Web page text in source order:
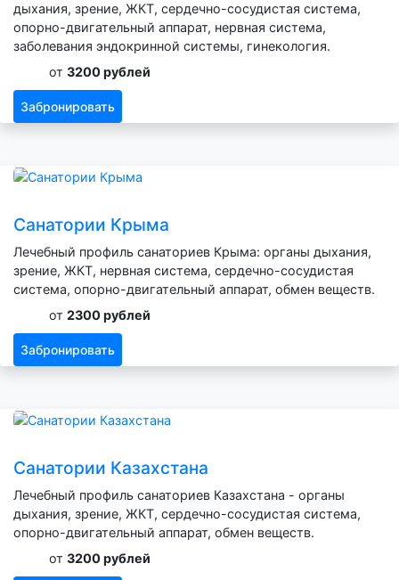
дыхания, зрение, ЖКТ, сердечно-сосудистая система,
опорно-двигательный аппарат, нервная система,
заболевания эндокринной системы, гинекология.
от 3200 рублей
Забронировать
Санатории Крыма
Лечебный профиль санаториев Крыма: органы дыхания,
зрение, ЖКТ, нервная система, сердечно-сосудистая
система, опорно-двигательный аппарат, обмен веществ.
от 2300 рублей
Забронировать
Санатории Казахстана
Лечебный профиль санаториев Казахстана - органы
дыхания, зрение, ЖКТ, сердечно-сосудистая система,
опорно-двигательный аппарат, обмен веществ.
от 3200 рублей